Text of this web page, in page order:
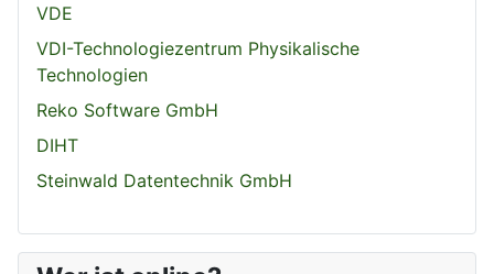
VDE
VDI-Technologiezentrum Physikalische
Technologien
Reko Software GmbH
DIHT
Steinwald Datentechnik GmbH